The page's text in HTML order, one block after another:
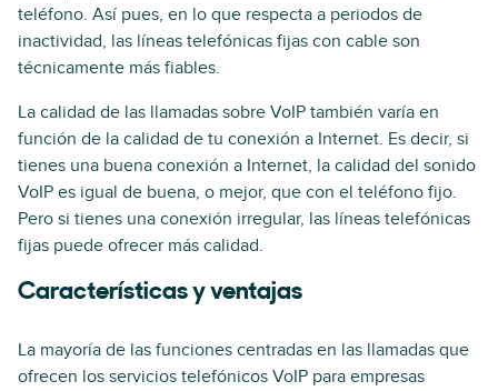
teléfono. Así pues, en lo que respecta a periodos de
inactividad, las líneas telefónicas fijas con cable son
técnicamente más fiables.
La calidad de las llamadas sobre VoIP también varía en
función de la calidad de tu conexión a Internet. Es decir, si
tienes una buena conexión a Internet, la calidad del sonido
VoIP es igual de buena, o mejor, que con el teléfono fijo.
Pero si tienes una conexión irregular, las líneas telefónicas
fijas puede ofrecer más calidad.
Características y ventajas
La mayoría de las funciones centradas en las llamadas que
ofrecen los servicios telefónicos VoIP para empresas